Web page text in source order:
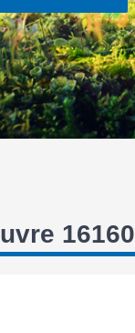
16160